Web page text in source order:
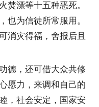
焚漂等十五种恶死。
也为信徒所常服用。
消灾得福，舍报后且
德，还可借大众共修
愿力，来调和自己的
，社会安定，国家安